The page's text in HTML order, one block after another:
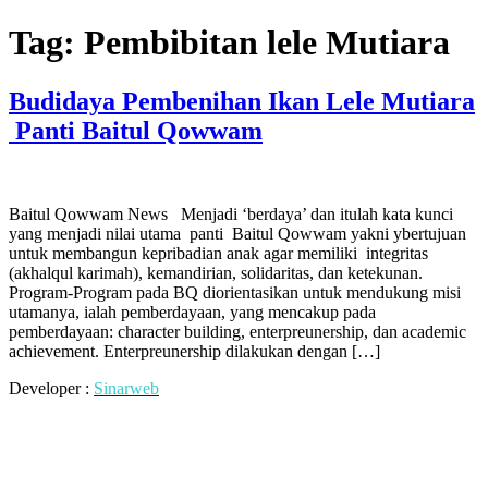
Tag: Pembibitan lele Mutiara
Budidaya Pembenihan Ikan Lele Mutiara
Panti Baitul Qowwam
Baitul Qowwam News Menjadi ‘berdaya’ dan itulah kata kunci
yang menjadi nilai utama panti Baitul Qowwam yakni ybertujuan
untuk membangun kepribadian anak agar memiliki integritas
(akhalqul karimah), kemandirian, solidaritas, dan ketekunan.
Program-Program pada BQ diorientasikan untuk mendukung misi
utamanya, ialah pemberdayaan, yang mencakup pada
pemberdayaan: character building, enterpreunership, dan academic
achievement. Enterpreunership dilakukan dengan […]
Developer : Sinarweb